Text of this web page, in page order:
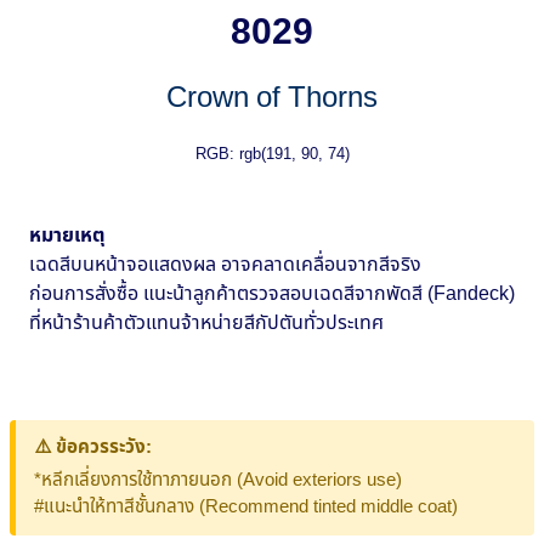
8029
Crown of Thorns
RGB: rgb(191, 90, 74)
หมายเหตุ
เฉดสีบนหน้าจอแสดงผล อาจคลาดเคลื่อนจากสีจริง
ก่อนการสั่งซื้อ แนะน้าลูกค้าตรวจสอบเฉดสีจากพัดสี (Fandeck)
ที่หน้าร้านค้าตัวแทนจ้าหน่ายสีกัปตันทั่วประเทศ
⚠️ ข้อควรระวัง:
*หลีกเลี่ยงการใช้ทาภายนอก (Avoid exteriors use)
#แนะนำให้ทาสีชั้นกลาง (Recommend tinted middle coat)